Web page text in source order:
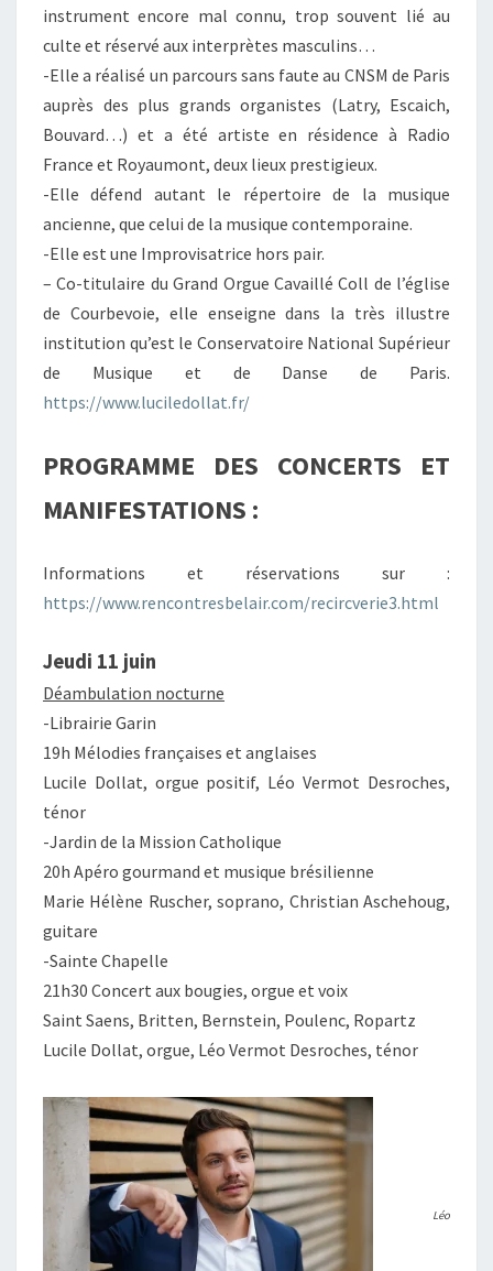
instrument encore mal connu, trop souvent lié au
culte et réservé aux interprètes masculins…
-Elle a réalisé un parcours sans faute au CNSM de Paris
auprès des plus grands organistes (Latry, Escaich,
Bouvard…) et a été artiste en résidence à Radio
France et Royaumont, deux lieux prestigieux.
-Elle défend autant le répertoire de la musique
ancienne, que celui de la musique contemporaine.
-Elle est une Improvisatrice hors pair.
– Co-titulaire du Grand Orgue Cavaillé Coll de l’église
de Courbevoie, elle enseigne dans la très illustre
institution qu’est le Conservatoire National Supérieur
de Musique et de Danse de Paris.
https://www.luciledollat.fr/
PROGRAMME DES CONCERTS ET
MANIFESTATIONS :
Informations et réservations sur :
https://www.rencontresbelair.com/recircverie3.html
Jeudi 11 juin
Déambulation nocturne
-Librairie Garin
19h Mélodies françaises et anglaises
Lucile Dollat, orgue positif, Léo Vermot Desroches,
ténor
-Jardin de la Mission Catholique
20h Apéro gourmand et musique brésilienne
Marie Hélène Ruscher, soprano, Christian Aschehoug,
guitare
-Sainte Chapelle
21h30 Concert aux bougies, orgue et voix
Saint Saens, Britten, Bernstein, Poulenc, Ropartz
Lucile Dollat, orgue, Léo Vermot Desroches, ténor
Léo